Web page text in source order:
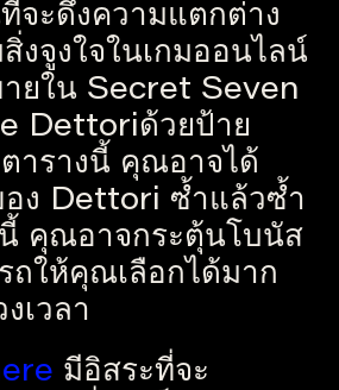
จะดึงความแตกต่าง
งจูงใจในเกมออนไลน์
ยใน Secret Seven
Dettoriด้วยป้าย
ารางนี้ คุณอาจได้
อง Dettori ซ้ำแล้วซ้ำ
คุณอาจกระตุ้นโบนัส
ถให้คุณเลือกได้มาก
เวลา
มีอิสระที่จะ